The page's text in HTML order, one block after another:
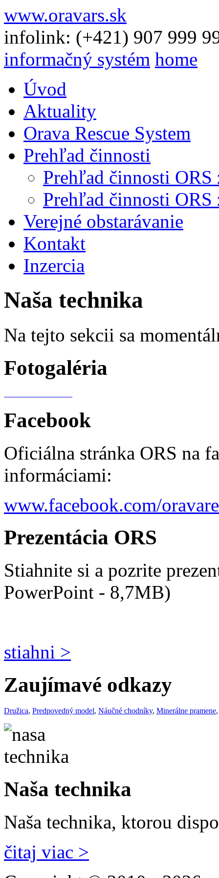
www.oravars.sk
infolink: (+421) 907 999
informačný systém home
Úvod
Aktuality
Orava Rescue System
Prehľad činnosti
Prehľad činnosti ORS
Prehľad činnosti ORS
Verejné obstarávanie
Kontakt
Inzercia
Naša technika
Na tejto sekcii sa
Fotogaléria
Facebook
Oficiálna stránka ORS na
informáciami:
www.facebook.com/
Prezentácia ORS
Stiahnite si a pozrite
PowerPoint - 8,7MB)
stiahni >
Zaujímavé odkazy
Družica, Predpovedný model, Náučné chodníky, Minerálne pramene
Naša technika
Naša technika, ktorou
čitaj viac >